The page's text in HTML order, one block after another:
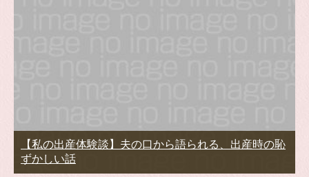
【私の出産体験談】夫の口から語られる、出産時の恥
ずかしい話